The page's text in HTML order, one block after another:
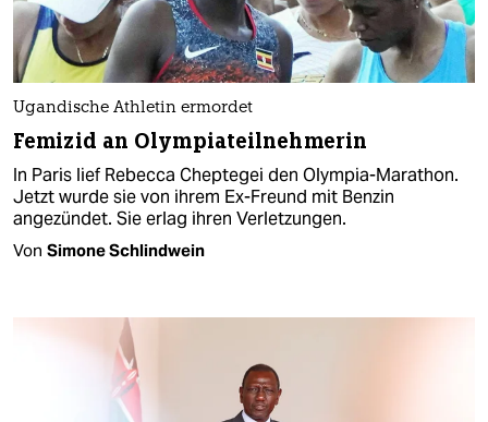
Ugandische Athletin ermordet
Femizid an Olympiateilnehmerin
In Paris lief Rebecca Cheptegei den Olympia-Marathon.
Jetzt wurde sie von ihrem Ex-Freund mit Benzin
angezündet. Sie erlag ihren Verletzungen.
Von Simone Schlindwein